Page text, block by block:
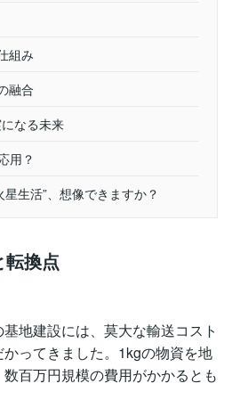
組み
融合
なる未来
用？
生活”、想像できますか？
換点
地建設には、莫大な輸送コスト
ってきました。1kgの物資を地
百万円規模の費用がかかるとも